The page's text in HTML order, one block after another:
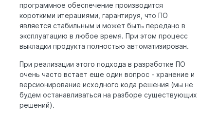
программное обеспечение производится
короткими итерациями, гарантируя, что ПО
является стабильным и может быть передано в
эксплуатацию в любое время. При этом процесс
выкладки продукта полностью автоматизирован.
При реализации этого подхода в разработке ПО
очень часто встает еще один вопрос - хранение и
версионирование исходного кода решения (мы не
будем останавливаться на разборе существующих
решений).